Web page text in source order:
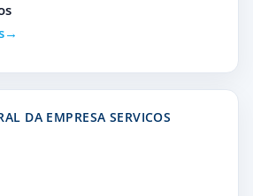
DA EMPRESA SERVICOS